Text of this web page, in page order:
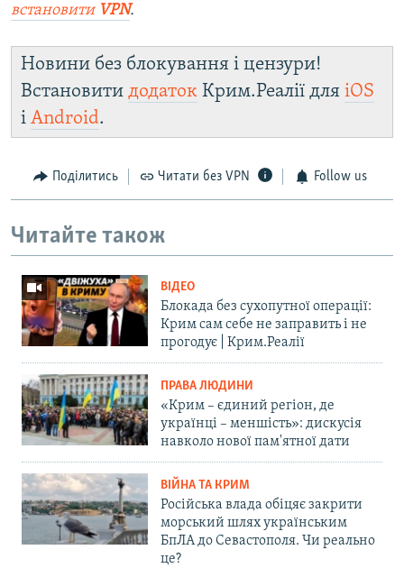
встановити VPN.
Новини без блокування і цензури!
Встановити додаток Крим.Реалії для iOS
і Android.
Поділитись Читати без VPN Follow us
Читайте також
ВІДЕО
Блокада без сухопутної операції:
Крим сам себе не заправить і не
прогодує | Крим.Реалії
ПРАВА ЛЮДИНИ
«Крим – єдиний регіон, де
українці – меншість»: дискусія
навколо нової пам'ятної дати
ВІЙНА ТА КРИМ
Російська влада обіцяє закрити
морський шлях українським
БпЛА до Севастополя. Чи реально
це?